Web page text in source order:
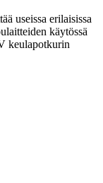
useissa erilaisissa
käytössä
keulapotkurin